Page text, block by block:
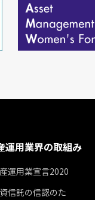
運用業界の取組み
運用業宣言2020
信託の信認のた